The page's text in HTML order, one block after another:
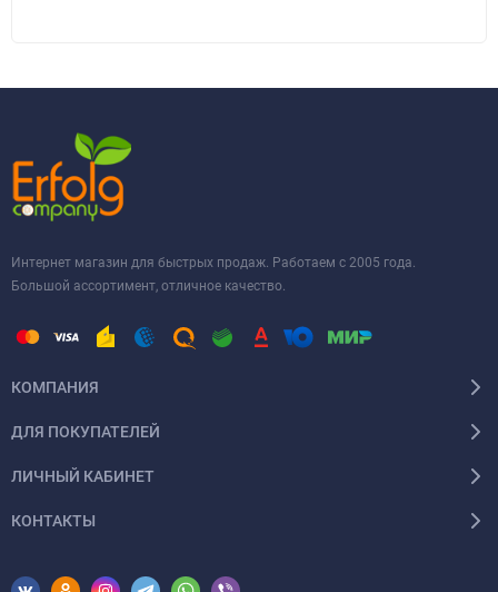
Интернет магазин для быстрых продаж. Работаем с 2005 года.
Большой ассортимент, отличное качество.
КОМПАНИЯ
ДЛЯ ПОКУПАТЕЛЕЙ
ЛИЧНЫЙ КАБИНЕТ
КОНТАКТЫ